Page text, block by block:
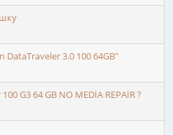
3.0 100 64GB"
G3 64 GB NO MEDİA REPAİR ?